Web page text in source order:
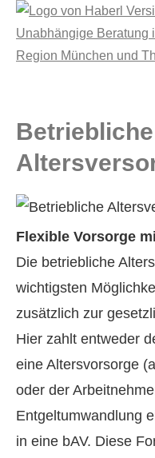
Betriebliche
Flexible Vorsorge
Die betriebliche
wichtigsten
zusätzlich zur
Hier zahlt entweder
eine Alters­vorsorge
oder der
Entgeltumwandlung
in eine bAV. Diese